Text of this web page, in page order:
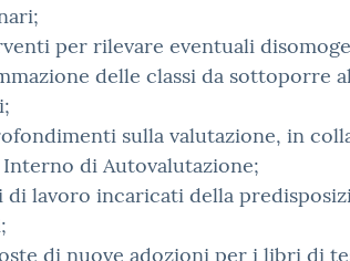
per rilevare eventuali
delle classi da sottoporre
sulla valutazione, in
di Autovalutazione;
di lavoro incaricati della
di nuove adozioni per i libri di